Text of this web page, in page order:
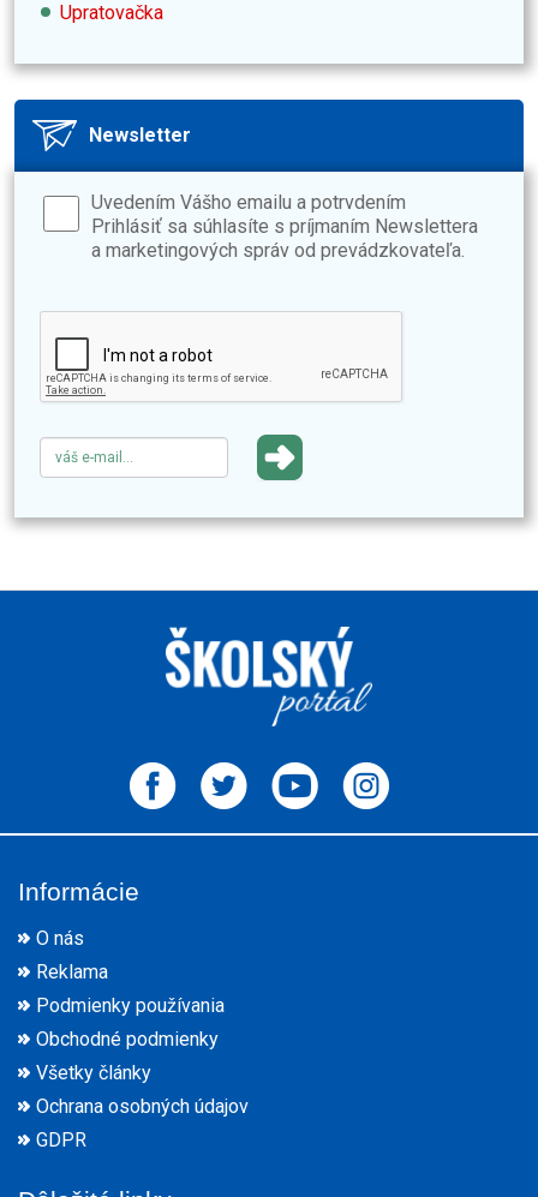
Upratovačka
Newsletter
Uvedením Vášho emailu a potrvdením
Prihlásiť sa súhlasíte s príjmaním Newslettera
a marketingových správ od prevádzkovateľa.
Informácie
O nás
Reklama
Podmienky používania
Obchodné podmienky
Všetky články
Ochrana osobných údajov
GDPR